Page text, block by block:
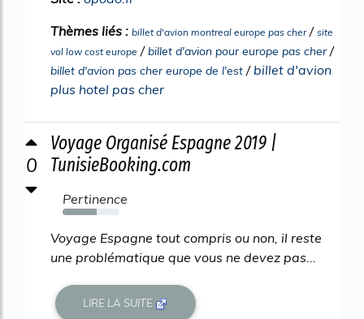
Thèmes liés : billet d'avion montreal europe pas cher/ site
vol low cost europe /billet d'avion pour europe pas cher/
billet d'avion pas cher europe de l'est / billet d'avion
plus hotel pas cher
0
Voyage Organisé Espagne 2019 |
TunisieBooking.com
Pertinence
60%
Voyage Espagne tout compris ou non, il reste
une problématique que vous ne devez pas...
LIRE LA SUITE